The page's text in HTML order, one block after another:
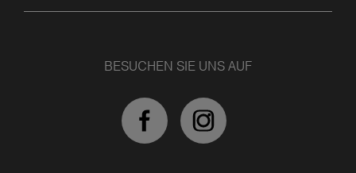
BESUCHEN SIE UNS AUF